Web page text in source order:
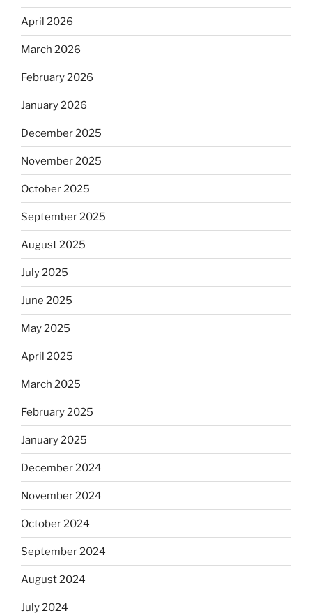
April 2026
March 2026
February 2026
January 2026
December 2025
November 2025
October 2025
September 2025
August 2025
July 2025
June 2025
May 2025
April 2025
March 2025
February 2025
January 2025
December 2024
November 2024
October 2024
September 2024
August 2024
July 2024